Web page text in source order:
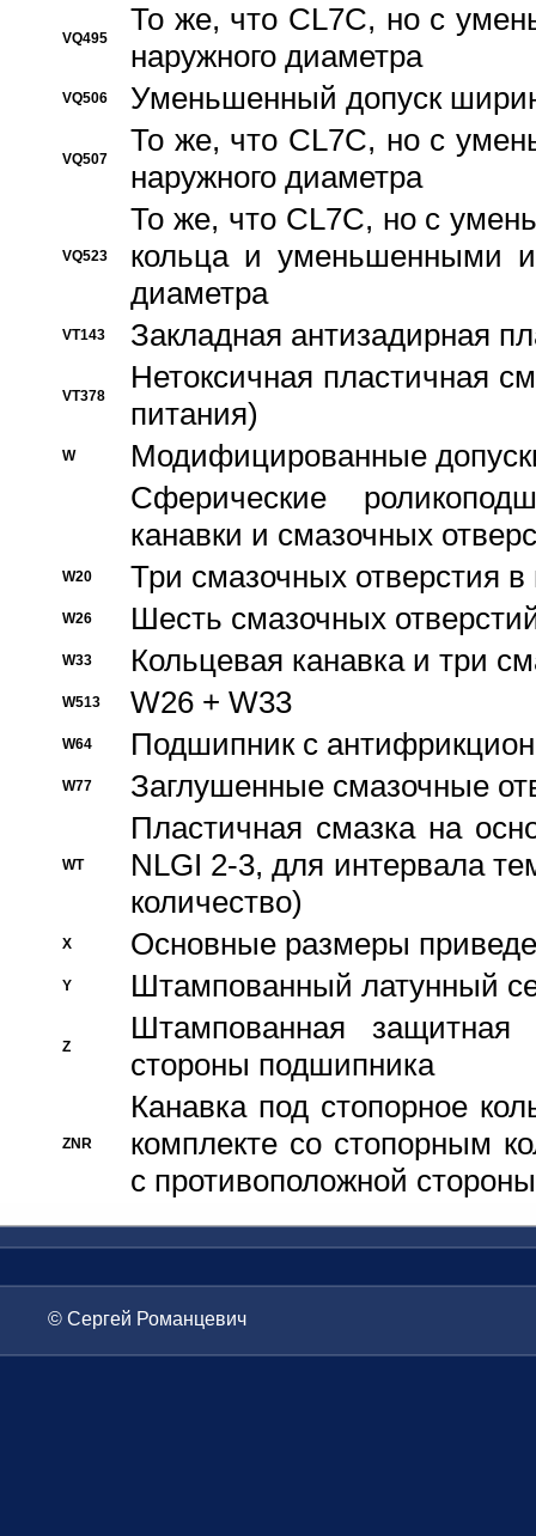
VQ495
То же, что CL7C, но с
наружного диаметра
VQ506 Уменьшенный допуск
VQ507
То же, что CL7C, но с
наружного диаметра
VQ523
То же, что CL7C, но с
кольца и уменьшенными
диаметра
VT143 Закладная антизадирная
VT378
Нетоксичная пластичная
питания)
W
Модифицированные
Сферические
канавки и смазочных
W20 Три смазочных отверстия
W26 Шесть смазочных
W33 Кольцевая канавка и три
W513 W26 + W33
W64 Подшипник с
W77 Заглушенные смазочные
WT
Пластичная смазка на
NLGI 2-3, для интервала
количество)
X Основные размеры
Y Штампованный латунный
Z
Штампованная
стороны подшипника
ZNR
Канавка под стопорное
комплекте со стопорным
с противоположной стороны
© Сергей Романцевич